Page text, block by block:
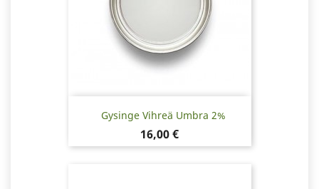
Gysinge Vihreä Umbra 2%
Hinta
16,00 €